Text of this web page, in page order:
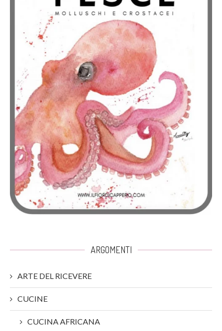
ARGOMENTI
ARTE DEL RICEVERE
CUCINE
CUCINA AFRICANA